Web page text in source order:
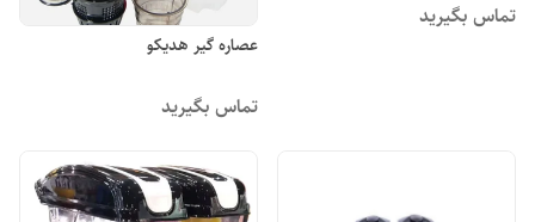
تماس بگیرید
عصاره گیر هدیکو
تماس بگیرید